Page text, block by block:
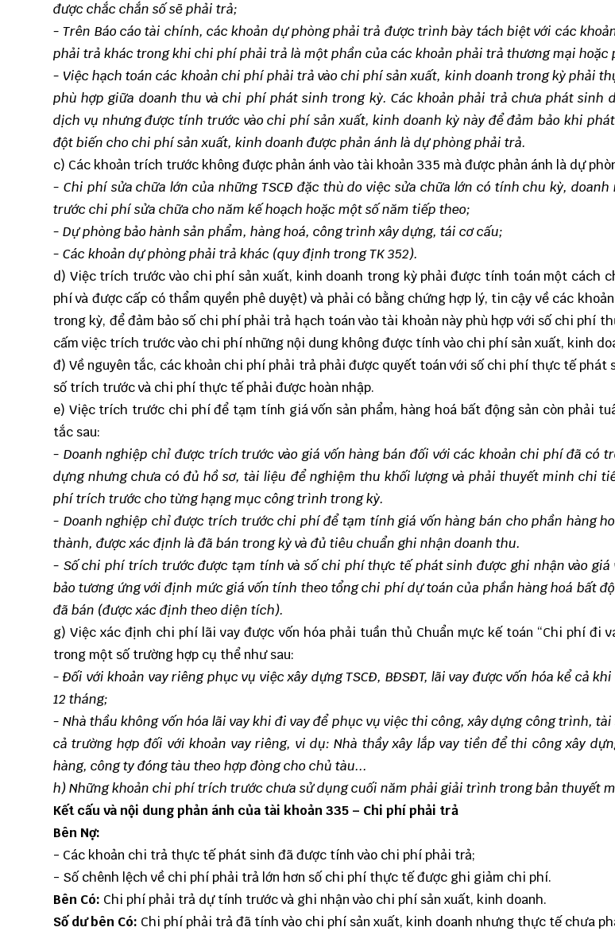
được chắc chắn số sẽ phải trả;
- Trên Báo cáo tài chính, các khoản dự phòng phải trả được trình bày tách biệt với các
phải trả khác trong khi chi phí phải trả là một phần của các khoản phải trả thương mại hoặc
- Việc hạch toán các khoản chi phí phải trả vào chi phí sản xuất, kinh doanh trong kỳ phải
phù hợp giữa doanh thu và chi phí phát sinh trong kỳ. Các khoản phải trả chưa phát sinh
dịch vụ nhưng được tính trước vào chi phí sản xuất, kinh doanh kỳ này để đảm bảo khi
đột biến cho chi phí sản xuất, kinh doanh được phản ánh là dự phòng phải trả.
c) Các khoản trích trước không được phản ánh vào tài khoản 335 mà được phản ánh là dự
- Chi phí sửa chữa lớn của những TSCĐ đặc thù do việc sửa chữa lớn có tính chu kỳ,
trước chi phí sửa chữa cho năm kế hoạch hoặc một số năm tiếp theo;
- Dự phòng bảo hành sản phẩm, hàng hoá, công trình xây dựng, tái cơ cấu;
- Các khoản dự phòng phải trả khác (quy định trong TK 352).
d) Việc trích trước vào chi phí sản xuất, kinh doanh trong kỳ phải được tính toán một cách
phí và được cấp có thẩm quyền phê duyệt) và phải có bằng chứng hợp lý, tin cậy về các
trong kỳ, để đảm bảo số chi phí phải trả hạch toán vào tài khoản này phù hợp với số chi phí
cấm việc trích trước vào chi phí những nội dung không được tính vào chi phí sản xuất, kinh
đ) Về nguyên tắc, các khoản chi phí phải trả phải được quyết toán với số chi phí thực tế phát
số trích trước và chi phí thực tế phải được hoàn nhập.
e) Việc trích trước chi phí để tạm tính giá vốn sản phẩm, hàng hoá bất động sản còn phải
tắc sau:
- Doanh nghiệp chỉ được trích trước vào giá vốn hàng bán đối với các khoản chi phí đã có
dựng nhưng chưa có đủ hồ sơ, tài liệu để nghiệm thu khối lượng và phải thuyết minh chi
phí trích trước cho từng hạng mục công trình trong kỳ.
- Doanh nghiệp chỉ được trích trước chi phí để tạm tính giá vốn hàng bán cho phần hàng
thành, được xác định là đã bán trong kỳ và đủ tiêu chuẩn ghi nhận doanh thu.
- Số chi phí trích trước được tạm tính và số chi phí thực tế phát sinh được ghi nhận vào giá
bảo tương ứng với định mức giá vốn tính theo tổng chi phí dự toán của phần hàng hoá bất
đã bán (được xác định theo diện tích).
g) Việc xác định chi phí lãi vay được vốn hóa phải tuần thủ Chuẩn mực kế toán “Chi phí đi
trong một số trường hợp cụ thể như sau:
- Đối với khoản vay riêng phục vụ việc xây dựng TSCĐ, BĐSĐT, lãi vay được vốn hóa kể cả
12 tháng;
- Nhà thầu không vốn hóa lãi vay khi đi vay để phục vụ việc thi công, xây dựng công trình,
cả trường hợp đối với khoản vay riêng, vi dụ: Nhà thầy xây lắp vay tiền để thi công xây
hàng, công ty đóng tàu theo hợp đòng cho chủ tàu...
h) Những khoản chi phí trích trước chưa sử dụng cuối năm phải giải trình trong bản thuyết
Kết cấu và nội dung phản ánh của tài khoản 335 – Chi phí phải trả
Bên Nợ:
- Các khoản chi trả thực tế phát sinh đã được tính vào chi phí phải trả;
- Số chênh lệch về chi phí phải trả lớn hơn số chi phí thực tế được ghi giảm chi phí.
Bên Có: Chi phí phải trả dự tính trước và ghi nhận vào chi phí sản xuất, kinh doanh.
Số dư bên Có: Chi phí phải trả đã tính vào chi phí sản xuất, kinh doanh nhưng thực tế chưa